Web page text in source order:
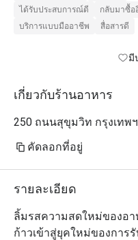
ได้รับประสบการณ์ดี
กลับมาซื้อ
บริการแบบมืออาชีพ
สื่อสารดี
มี
เกี่ยวกับร้านอาหาร
250 ถนนสุขุมวิท กรุงเทพ
คัดลอกที่อยู่
รายละเอียด
ลิ้มรสความสดใหม่ของอ
ก้าวเข้าสู่ยุคใหม่ของการ